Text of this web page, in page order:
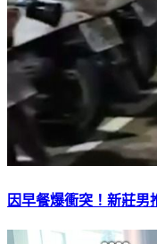
因早餐爆衝突！新莊